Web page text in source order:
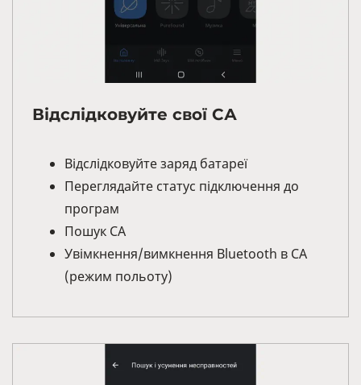
Відслідковуйте свої СА
Відслідковуйте заряд батареї
Переглядайте статус підключення до
програм
Пошук СА
Увімкнення/вимкнення Bluetooth в СА
(режим польоту)